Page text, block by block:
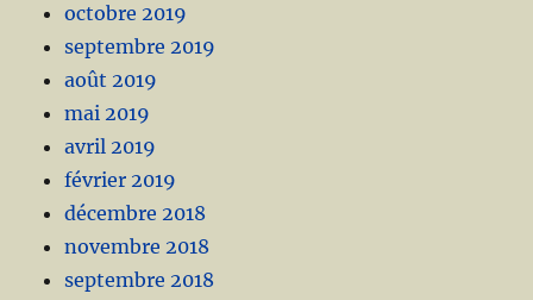
octobre 2019
septembre 2019
août 2019
mai 2019
avril 2019
février 2019
décembre 2018
novembre 2018
septembre 2018